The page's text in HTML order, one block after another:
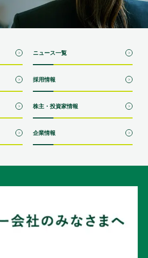
ニュース一覧
採用情報
株主・投資家情報
企業情報